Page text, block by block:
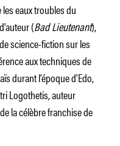
eaux troubles du
(Bad Lieutenant),
science-fiction sur les
aux techniques de
durant l’époque d’Edo,
Logothetis, auteur
la célèbre franchise de